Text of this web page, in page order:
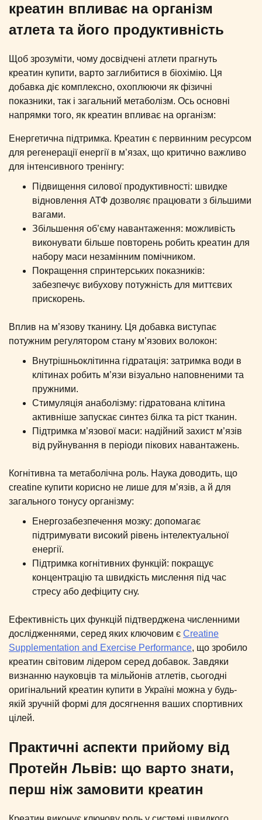
креатин впливає на організм
атлета та його продуктивність
Щоб зрозуміти, чому досвідчені атлети прагнуть
креатин купити, варто заглибитися в біохімію. Ця
добавка діє комплексно, охоплюючи як фізичні
показники, так і загальний метаболізм. Ось основні
напрямки того, як креатин впливає на організм:
Енергетична підтримка. Креатин є первинним ресурсом
для регенерації енергії в м’язах, що критично важливо
для інтенсивного тренінгу:
Підвищення силової продуктивності: швидке
відновлення АТФ дозволяє працювати з більшими
вагами.
Збільшення об’єму навантаження: можливість
виконувати більше повторень робить креатин для
набору маси незамінним помічником.
Покращення спринтерських показників:
забезпечує вибухову потужність для миттєвих
прискорень.
Вплив на м’язову тканину. Ця добавка виступає
потужним регулятором стану м’язових волокон:
Внутрішньоклітинна гідратація: затримка води в
клітинах робить м’язи візуально наповненими та
пружними.
Стимуляція анаболізму: гідратована клітина
активніше запускає синтез білка та ріст тканин.
Підтримка м’язової маси: надійний захист м’язів
від руйнування в періоди пікових навантажень.
Когнітивна та метаболічна роль. Наука доводить, що
creatine купити корисно не лише для м’язів, а й для
загального тонусу організму:
Енергозабезпечення мозку: допомагає
підтримувати високий рівень інтелектуальної
енергії.
Підтримка когнітивних функцій: покращує
концентрацію та швидкість мислення під час
стресу або дефіциту сну.
Ефективність цих функцій підтверджена численними
дослідженнями, серед яких ключовим є Creatine
Supplementation and Exercise Performance, що зробило
креатин світовим лідером серед добавок. Завдяки
визнанню науковців та мільйонів атлетів, сьогодні
оригінальний креатин купити в Україні можна у будь-
якій зручній формі для досягнення ваших спортивних
цілей.
Практичні аспекти прийому від
Протейн Львів: що варто знати,
перш ніж замовити креатин